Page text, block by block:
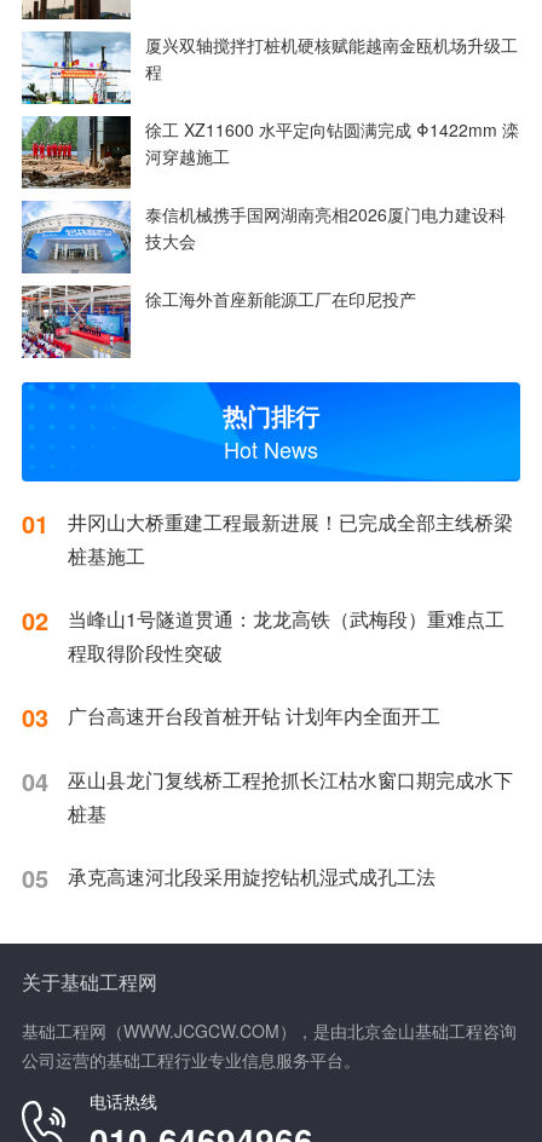
厦兴双轴搅拌打桩机硬核赋能越南金瓯机场升级工
程
徐工 XZ11600 水平定向钻圆满完成 Φ1422mm 滦
河穿越施工
泰信机械携手国网湖南亮相2026厦门电力建设科
技大会
徐工海外首座新能源工厂在印尼投产
热门排行
Hot News
01
井冈山大桥重建工程最新进展！已完成全部主线桥梁
桩基施工
02
当峰山1号隧道贯通：龙龙高铁（武梅段）重难点工
程取得阶段性突破
03 广台高速开台段首桩开钻 计划年内全面开工
04
巫山县龙门复线桥工程抢抓长江枯水窗口期完成水下
桩基
05 承克高速河北段采用旋挖钻机湿式成孔工法
关于基础工程网
基础工程网（WWW.JCGCW.COM），是由北京金山基础工程咨询
公司运营的基础工程行业专业信息服务平台。
电话热线